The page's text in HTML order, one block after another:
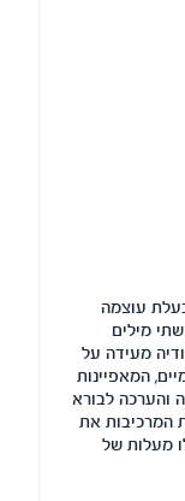
עוצמה
מילים
מעידה על
המאפיינות
והערכה לבורא
המרכיבות את
מעלות של